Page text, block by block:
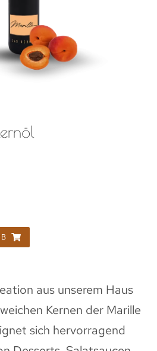
aus unserem Haus
Kernen der Marille
sich hervorragend